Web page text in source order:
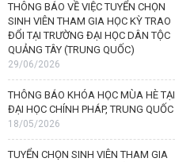
THÔNG BÁO VỀ VIỆC TUYỂN CHỌN
SINH VIÊN THAM GIA HỌC KỲ TRAO
ĐỔI TẠI TRƯỜNG ĐẠI HỌC DÂN TỘC
QUẢNG TÂY (TRUNG QUỐC)
29/06/2026
THÔNG BÁO KHÓA HỌC MÙA HÈ TẠI
ĐẠI HỌC CHÍNH PHÁP, TRUNG QUỐC
18/05/2026
TUYỂN CHỌN SINH VIÊN THAM GIA